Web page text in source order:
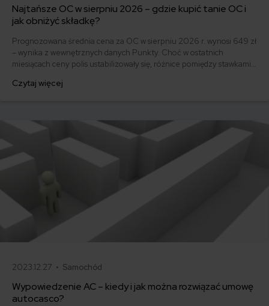
Najtańsze OC w sierpniu 2026 – gdzie kupić tanie OC i
jak obniżyć składkę?
Prognozowana średnia cena za OC w sierpniu 2026 r. wynosi 649 zł
– wynika z wewnętrznych danych Punkty. Choć w ostatnich
miesiącach ceny polis ustabilizowały się, różnice pomiędzy stawkami
500 zł, inni – powyżej 1500 zł. Gdzie znaleźć najtańsze OC w Polsce
Czytaj więcej
2023.12.27 • Samochód
Wypowiedzenie AC – kiedy i jak można rozwiązać umowę
autocasco?